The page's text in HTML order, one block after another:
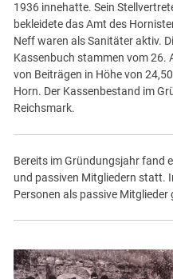
1936 innehatte. Sein
bekleidete das Amt des
Neff waren als Sanitäter aktiv.
Kassenbuch stammen vom 26.
von Beiträgen in Höhe von
Horn. Der Kassenbestand im
Reichsmark.
Bereits im Gründungsjahr fand
und passiven Mitgliedern statt.
Personen als passive Mitglieder